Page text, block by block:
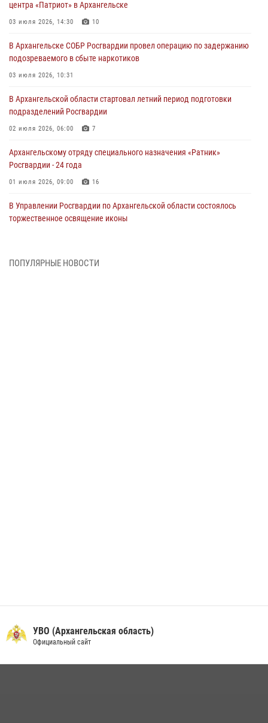
центра «Патриот» в Архангельске
03 июля 2026, 14:30 10
В Архангельске СОБР Росгвардии провел операцию по задержанию
подозреваемого в сбыте наркотиков
03 июля 2026, 10:31
В Архангельской области стартовал летний период подготовки
подразделений Росгвардии
02 июля 2026, 06:00 7
Архангельскому отряду специального назначения «Ратник»
Росгвардии - 24 года
01 июля 2026, 09:00 16
В Управлении Росгвардии по Архангельской области состоялось
торжественное освящение иконы
Военнослужащие по призыву из Архангельской области приняли
ПОПУЛЯРНЫЕ НОВОСТИ
УВО (Архангельская область)
Официальный сайт